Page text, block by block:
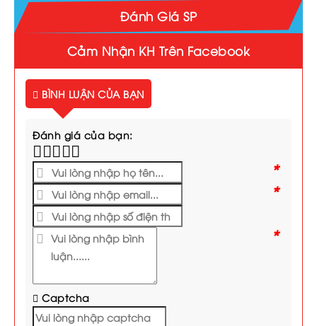
Đánh Giá SP
Cảm Nhận KH Trên Facebook
BÌNH LUẬN CỦA BẠN
Đánh giá của bạn:
*
*
*
Captcha